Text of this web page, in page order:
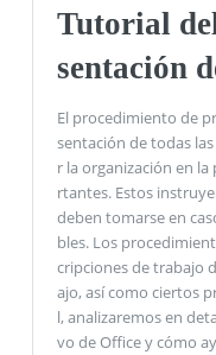
Tutorial
sentación
El procedimiento de
sentación de todas
r la organización en
rtantes. Estos
deben tomarse en
bles. Los
cripciones de trabajo
ajo, así como ciertos
l, analizaremos en
vo de Office y cómo